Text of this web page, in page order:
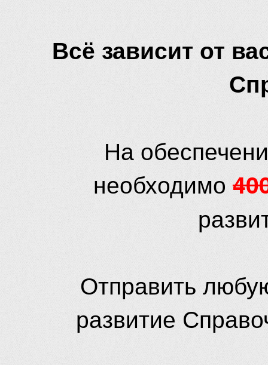
Всё зависит от
На
необходимо
Отправить
развитие